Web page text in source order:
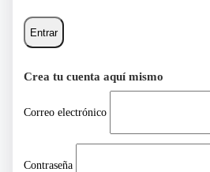
Entrar
Crea tu cuenta aquí mismo
Correo electrónico
Contraseña